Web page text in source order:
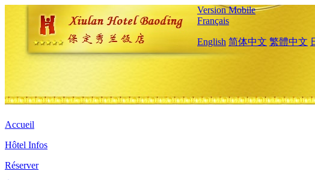
Version Mobile
Français
English 简体中文 繁體中文
Accueil
Hôtel Infos
Réserver